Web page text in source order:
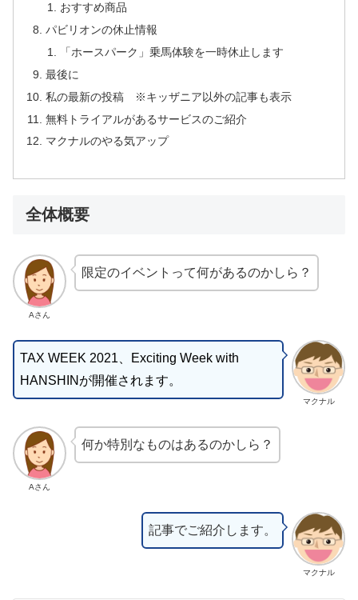
おすすめ商品
パビリオンの休止情報
「ホースパーク」乗馬体験を一時休止します
最後に
私の最新の投稿 ※キッザニア以外の記事も表示
無料トライアルがあるサービスのご紹介
マクナルのやる気アップ
全体概要
Aさん
限定のイベントって何があるのかしら？
マクナル
TAX WEEK 2021、Exciting Week with
HANSHINが開催されます。
Aさん
何か特別なものはあるのかしら？
マクナル
記事でご紹介します。